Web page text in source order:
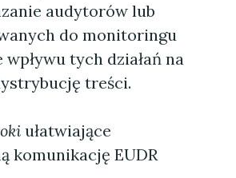
audytorów lub
do monitoringu
tych działań na
treści.
ułatwiające
komunikację EUDR